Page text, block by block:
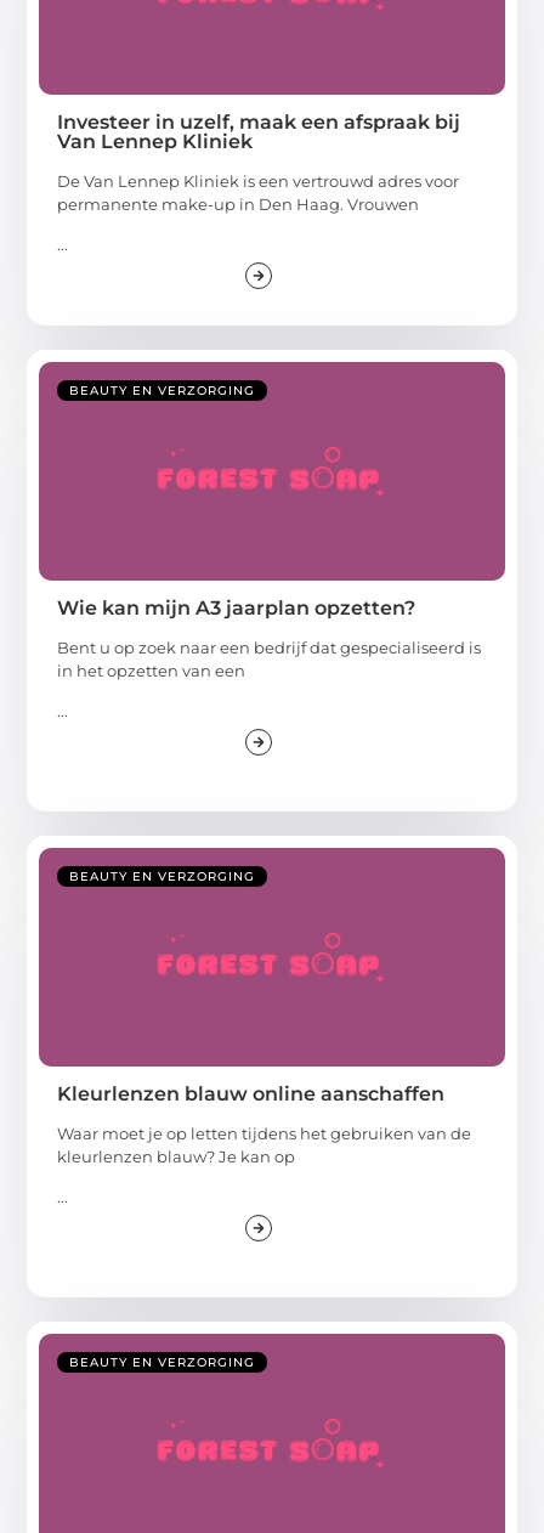
Investeer in uzelf, maak een afspraak bij
Van Lennep Kliniek
De Van Lennep Kliniek is een vertrouwd adres voor
permanente make-up in Den Haag. Vrouwen
...
BEAUTY EN VERZORGING
Wie kan mijn A3 jaarplan opzetten?
Bent u op zoek naar een bedrijf dat gespecialiseerd is
in het opzetten van een
...
BEAUTY EN VERZORGING
Kleurlenzen blauw online aanschaffen
Waar moet je op letten tijdens het gebruiken van de
kleurlenzen blauw? Je kan op
...
BEAUTY EN VERZORGING